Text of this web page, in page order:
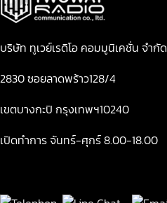
บริษัท ทูเวย์เรดิโอ คอมมูนิเคชั่น จำกัด
2830 ซอยลาดพร้าว128/4
เขตบางกะปิ กรุงเทพฯ10240
เปิดทำการ จันทร์-ศุกร์ 8.00-18.00